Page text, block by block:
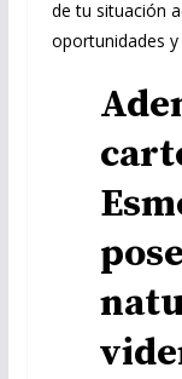
de tu situación
oportunidades